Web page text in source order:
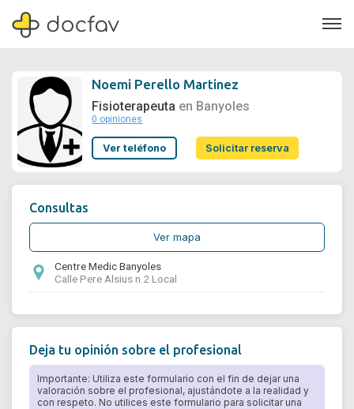
Soporte
Noemi Perello Martinez
Fisioterapeuta en Banyoles
0 opiniones
Ver teléfono Solicitar reserva
Consultas
Ver mapa
Centre Medic Banyoles
Calle Pere Alsius n.2 Local
Deja tu opinión sobre el profesional
Importante: Utiliza este formulario con el fin de dejar una
valoración sobre el profesional, ajustándote a la realidad y
con respeto. No utilices este formulario para solicitar una